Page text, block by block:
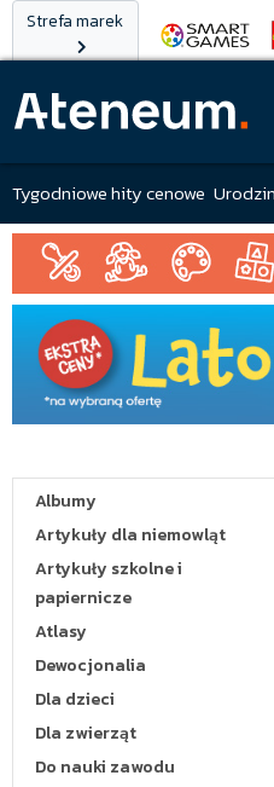
Strefa marek
Tygodniowe hity cenowe
Albumy
Artykuły dla niemowląt
Artykuły szkolne i
papiernicze
Atlasy
Dewocjonalia
Dla dzieci
Dla zwierząt
Do nauki zawodu